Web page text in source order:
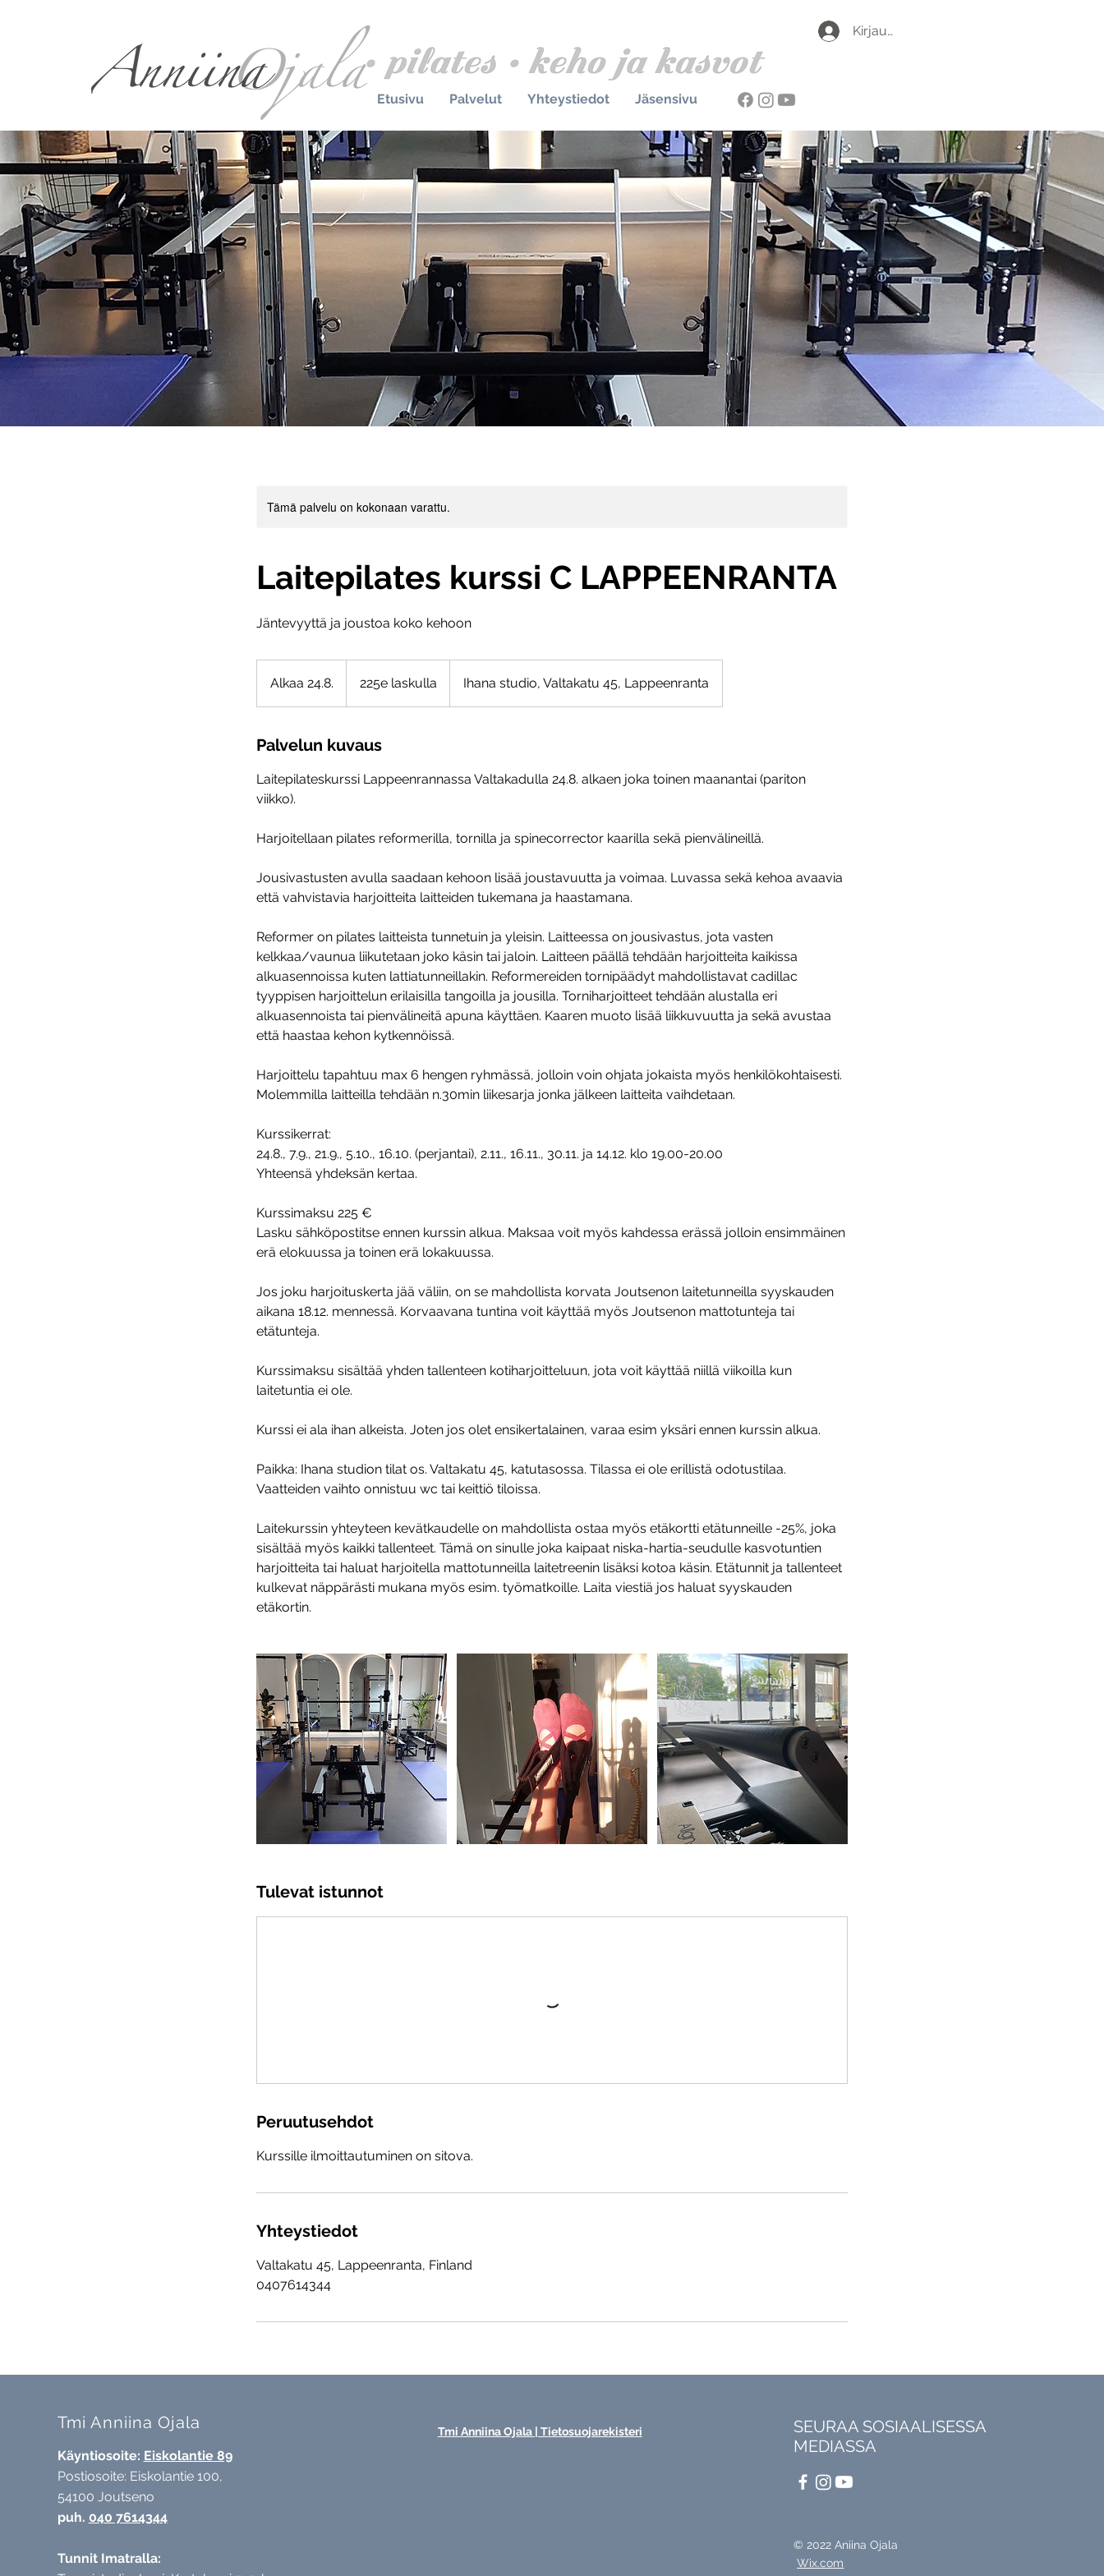
Kirjaudu
Etusivu Palvelut Yhteystiedot Jäsensivu
Tämä palvelu on kokonaan varattu.
Laitepilates kurssi C LAPPEENRANTA
Jäntevyyttä ja joustoa koko kehoon
Alkaa 24.8.
l
a
2
8
225e laskulla Ihana studio, Valtakatu 45, Lappeenranta
Palvelun kuvaus
Laitepilateskurssi Lappeenrannassa Valtakadulla 24.8. alkaen joka toinen maanantai (pariton
viikko).
Harjoitellaan pilates reformerilla, tornilla ja spinecorrector kaarilla sekä pienvälineillä.
Jousivastusten avulla saadaan kehoon lisää joustavuutta ja voimaa. Luvassa sekä kehoa avaavia
että vahvistavia harjoitteita laitteiden tukemana ja haastamana.
Reformer on pilates laitteista tunnetuin ja yleisin. Laitteessa on jousivastus, jota vasten
kelkkaa/vaunua liikutetaan joko käsin tai jaloin. Laitteen päällä tehdään harjoitteita kaikissa
alkuasennoissa kuten lattiatunneillakin. Reformereiden tornipäädyt mahdollistavat cadillac
tyyppisen harjoittelun erilaisilla tangoilla ja jousilla. Torniharjoitteet tehdään alustalla eri
alkuasennoista tai pienvälineitä apuna käyttäen. Kaaren muoto lisää liikkuvuutta ja sekä avustaa
että haastaa kehon kytkennöissä.
Harjoittelu tapahtuu max 6 hengen ryhmässä, jolloin voin ohjata jokaista myös henkilökohtaisesti.
Molemmilla laitteilla tehdään n.30min liikesarja jonka jälkeen laitteita vaihdetaan.
Kurssikerrat:
24.8., 7.9., 21.9., 5.10., 16.10. (perjantai), 2.11., 16.11., 30.11. ja 14.12. klo 19.00-20.00
Yhteensä yhdeksän kertaa.
Kurssimaksu 225 €
Lasku sähköpostitse ennen kurssin alkua. Maksaa voit myös kahdessa erässä jolloin ensimmäinen
erä elokuussa ja toinen erä lokakuussa.
Jos joku harjoituskerta jää väliin, on se mahdollista korvata Joutsenon laitetunneilla syyskauden
aikana 18.12. mennessä. Korvaavana tuntina voit käyttää myös Joutsenon mattotunteja tai
etätunteja.
Kurssimaksu sisältää yhden tallenteen kotiharjoitteluun, jota voit käyttää niillä viikoilla kun
laitetuntia ei ole.
Kurssi ei ala ihan alkeista. Joten jos olet ensikertalainen, varaa esim yksäri ennen kurssin alkua.
Paikka: Ihana studion tilat os. Valtakatu 45, katutasossa. Tilassa ei ole erillistä odotustilaa.
Vaatteiden vaihto onnistuu wc tai keittiö tiloissa.
Laitekurssin yhteyteen kevätkaudelle on mahdollista ostaa myös etäkortti etätunneille -25%, joka
sisältää myös kaikki tallenteet. Tämä on sinulle joka kaipaat niska-hartia-seudulle kasvotuntien
harjoitteita tai haluat harjoitella mattotunneilla laitetreenin lisäksi kotoa käsin. Etätunnit ja tallenteet
kulkevat näppärästi mukana myös esim. työmatkoille. Laita viestiä jos haluat syyskauden
etäkortin.
Tulevat istunnot
Peruutusehdot
Kurssille ilmoittautuminen on sitova.
Yhteystiedot
Valtakatu 45, Lappeenranta, Finland
0407614344
Tmi Anniina Ojala
Käyntiosoite: Eiskolantie 89
Postiosoite: Eiskolantie 100,
54100 Joutseno
puh. 040 7614344
Tunnit Imatralla:
Tmi Anniina Ojala | Tietosuojarekisteri
SEURAA SOSIAALISESSA
MEDIASSA
© 2022 Aniina Ojala
Wix.com